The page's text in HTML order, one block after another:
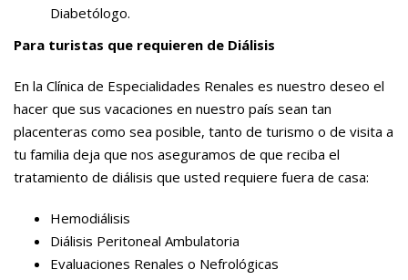
Diabetólogo.
Para turistas que requieren de Diálisis
En la Clínica de Especialidades Renales es nuestro deseo el
hacer que sus vacaciones en nuestro país sean tan
placenteras como sea posible, tanto de turismo o de visita a
tu familia deja que nos aseguramos de que reciba el
tratamiento de diálisis que usted requiere fuera de casa:
Hemodiálisis
Diálisis Peritoneal Ambulatoria
Evaluaciones Renales o Nefrológicas